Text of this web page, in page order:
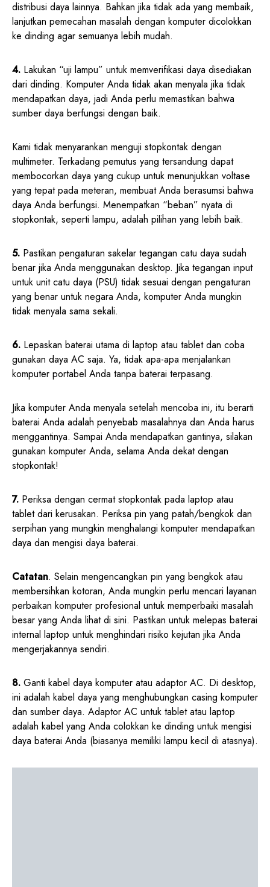
distribusi daya lainnya. Bahkan jika tidak ada yang membaik,
lanjutkan pemecahan masalah dengan komputer dicolokkan
ke dinding agar semuanya lebih mudah.
4. Lakukan “uji lampu” untuk memverifikasi daya disediakan
dari dinding. Komputer Anda tidak akan menyala jika tidak
mendapatkan daya, jadi Anda perlu memastikan bahwa
sumber daya berfungsi dengan baik.
Kami tidak menyarankan menguji stopkontak dengan
multimeter. Terkadang pemutus yang tersandung dapat
membocorkan daya yang cukup untuk menunjukkan voltase
yang tepat pada meteran, membuat Anda berasumsi bahwa
daya Anda berfungsi. Menempatkan “beban” nyata di
stopkontak, seperti lampu, adalah pilihan yang lebih baik.
5. Pastikan pengaturan sakelar tegangan catu daya sudah
benar jika Anda menggunakan desktop. Jika tegangan input
untuk unit catu daya (PSU) tidak sesuai dengan pengaturan
yang benar untuk negara Anda, komputer Anda mungkin
tidak menyala sama sekali.
6. Lepaskan baterai utama di laptop atau tablet dan coba
gunakan daya AC saja. Ya, tidak apa-apa menjalankan
komputer portabel Anda tanpa baterai terpasang.
Jika komputer Anda menyala setelah mencoba ini, itu berarti
baterai Anda adalah penyebab masalahnya dan Anda harus
menggantinya. Sampai Anda mendapatkan gantinya, silakan
gunakan komputer Anda, selama Anda dekat dengan
stopkontak!
7. Periksa dengan cermat stopkontak pada laptop atau
tablet dari kerusakan. Periksa pin yang patah/bengkok dan
serpihan yang mungkin menghalangi komputer mendapatkan
daya dan mengisi daya baterai.
Catatan. Selain mengencangkan pin yang bengkok atau
membersihkan kotoran, Anda mungkin perlu mencari layanan
perbaikan komputer profesional untuk memperbaiki masalah
besar yang Anda lihat di sini. Pastikan untuk melepas baterai
internal laptop untuk menghindari risiko kejutan jika Anda
mengerjakannya sendiri.
8. Ganti kabel daya komputer atau adaptor AC. Di desktop,
ini adalah kabel daya yang menghubungkan casing komputer
dan sumber daya. Adaptor AC untuk tablet atau laptop
adalah kabel yang Anda colokkan ke dinding untuk mengisi
daya baterai Anda (biasanya memiliki lampu kecil di atasnya).